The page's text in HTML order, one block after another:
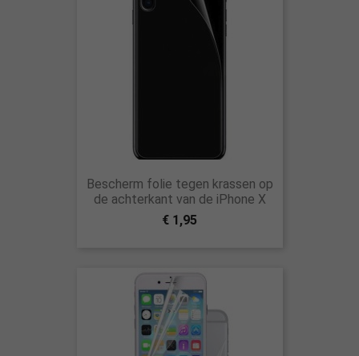
Bescherm folie tegen krassen op
de achterkant van de iPhone X
€ 1,95